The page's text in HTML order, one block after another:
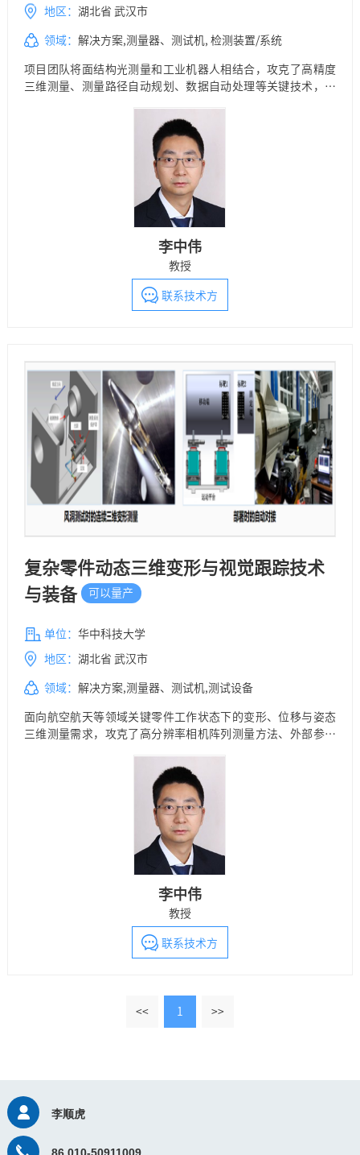
地区： 湖北省 武汉市
领域： 解决方案,测量器、测试机, 检测装置/系统
项目团队将面结构光测量和工业机器人相结合，攻克了高精度
三维测量、测量路径自动规划、数据自动处理等关键技术，研
1100℃热模锻件三维尺寸的全测全检。广泛应用于国内规模最
大的前桥、转向节、曲轴、齿轮等汽车关键锻件生产企业，提
升了企业的技术水平和国际竞争力；还应用于黎明、安大、景
航等航空企业，提升了叶片、导热内环等航空锻件的精度，支
撑了重要国防装备的自主研制。
联系技术方
李中伟
教授
复杂零件动态三维变形与视觉跟踪技术
与装备
可以量产
单位： 华中科技大学
地区： 湖北省 武汉市
领域： 解决方案,测量器、测试机,测试设备
面向航空航天等领域关键零件工作状态下的变形、位移与姿态
三维测量需求，攻克了高分辨率相机阵列测量方法、外部参数
维变形与视觉跟踪装备，成功应用于多种型号导弹等关键武器
装备的设计研制和安装部署，国内首次在高超声速试验段内实
现了模型三维变形和姿态的高精度测量；还实现了弹体的自动
化、高精度、高可靠对接，极大缩短了对接时间，提升了部队
联系技术方
李中伟
教授
<< 1 >>
李顺虎